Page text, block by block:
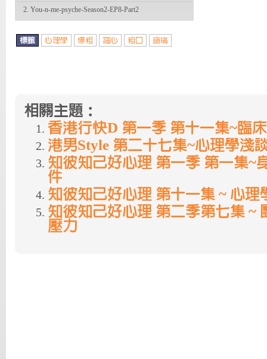
2. You-n-me-psyche-Season2-EP8-Part2
標籤 心理學 爆粗 窩心 粗口 鎮痛
相關主題：
香港行快D 第一季 第十一集~臨
港男Style 第二十七集~心理學淺
知彼知己好心理 第一季 第一集~
件
知彼知己好心理 第十一集 ~ 心理
知彼知己好心理 第二季第七集 ~
壓力